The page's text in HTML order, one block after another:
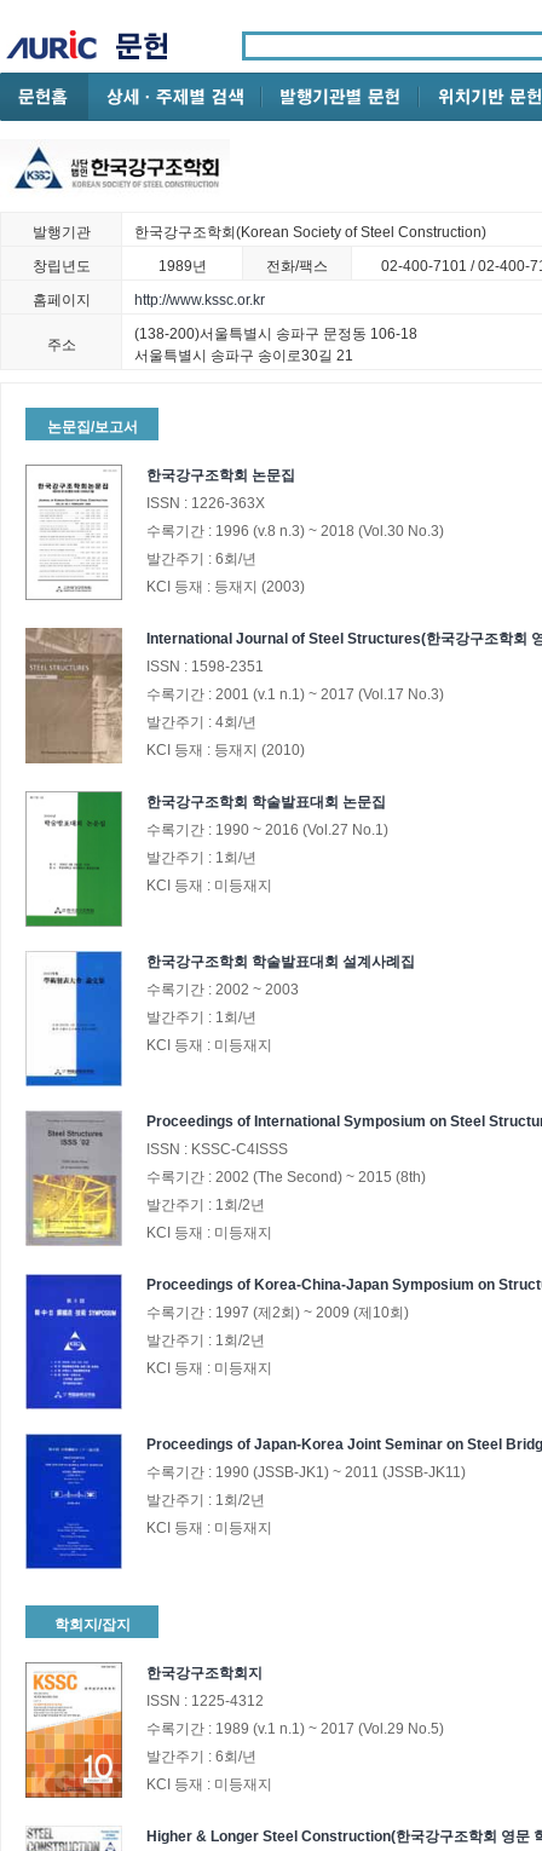
발행기관
한국강구조학회(Korean Society of Steel Construction)
창립년도
1989년 전화/팩스
02-400-7101 / 02-400-
홈페이지
http://www.kssc.or.kr
주소
(138-200)서울특별시 송파구 문정동 106-18
서울특별시 송파구 송이로30길 21
논문집/보고서
한국강구조학회 논문집
ISSN : 1226-363X
수록기간 : 1996 (v.8 n.3) ~ 2018 (Vol.30 No.3)
발간주기 : 6회/년
KCI 등재 : 등재지 (2003)
International Journal of Steel Structures(한국강구조학회
ISSN : 1598-2351
수록기간 : 2001 (v.1 n.1) ~ 2017 (Vol.17 No.3)
발간주기 : 4회/년
KCI 등재 : 등재지 (2010)
한국강구조학회 학술발표대회 논문집
수록기간 : 1990 ~ 2016 (Vol.27 No.1)
발간주기 : 1회/년
KCI 등재 : 미등재지
한국강구조학회 학술발표대회 설계사례집
수록기간 : 2002 ~ 2003
발간주기 : 1회/년
KCI 등재 : 미등재지
Proceedings of International Symposium on Steel
ISSN : KSSC-C4ISSS
수록기간 : 2002 (The Second) ~ 2015 (8th)
발간주기 : 1회/2년
KCI 등재 : 미등재지
Proceedings of Korea-China-Japan Symposium on
수록기간 : 1997 (제2회) ~ 2009 (제10회)
발간주기 : 1회/2년
KCI 등재 : 미등재지
Proceedings of Japan-Korea Joint Seminar on Steel
수록기간 : 1990 (JSSB-JK1) ~ 2011 (JSSB-JK11)
발간주기 : 1회/2년
KCI 등재 : 미등재지
학회지/잡지
한국강구조학회지
ISSN : 1225-4312
수록기간 : 1989 (v.1 n.1) ~ 2017 (Vol.29 No.5)
발간주기 : 6회/년
KCI 등재 : 미등재지
Higher & Longer Steel Construction(한국강구조학회 영문